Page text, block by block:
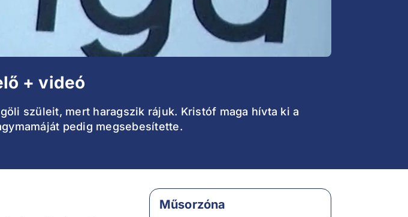
+ videó
szüleit, mert haragszik rájuk. Kristóf maga hívta ki a
pedig megsebesítette.
Műsorzóna